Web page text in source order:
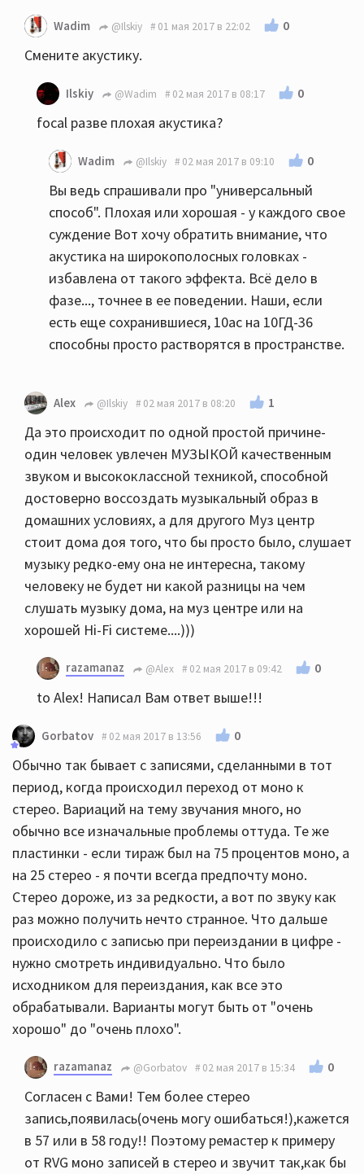
Wadim @Ilskiy 01 мая 2017 в 22:02 0
Смените акустику.
Ilskiy @Wadim 02 мая 2017 в 08:17 0
focal разве плохая акустика?
Wadim @Ilskiy 02 мая 2017 в 09:10 0
Вы ведь спрашивали про "универсальный
способ". Плохая или хорошая - у каждого свое
суждение Вот хочу обратить внимание, что
акустика на широкополосных головках -
избавлена от такого эффекта. Всё дело в
фазе..., точнее в ее поведении. Наши, если
есть еще сохранившиеся, 10ас на 10ГД-36
способны просто растворятся в пространстве.
Alex @Ilskiy 02 мая 2017 в 08:20 1
Да это происходит по одной простой причине-
один человек увлечен МУЗЫКОЙ качественным
звуком и высококлассной техникой, способной
достоверно воссоздать музыкальный образ в
домашних условиях, а для другого Муз центр
стоит дома доя того, что бы просто было, слушает
музыку редко-ему она не интересна, такому
человеку не будет ни какой разницы на чем
слушать музыку дома, на муз центре или на
хорошей Hi-Fi системе....)))
razamanaz @Alex 02 мая 2017 в 09:42 0
to Alex! Написал Вам ответ выше!!!
Gorbatov 02 мая 2017 в 13:56 0
Обычно так бывает с записями, сделанными в тот
период, когда происходил переход от моно к
стерео. Вариаций на тему звучания много, но
обычно все изначальные проблемы оттуда. Те же
пластинки - если тираж был на 75 процентов моно, а
на 25 стерео - я почти всегда предпочту моно.
Стерео дороже, из за редкости, а вот по звуку как
раз можно получить нечто странное. Что дальше
происходило с записью при переиздании в цифре -
нужно смотреть индивидуально. Что было
исходником для переиздания, как все это
обрабатывали. Варианты могут быть от "очень
хорошо" до "очень плохо".
razamanaz @Gorbatov 02 мая 2017 в 15:34 0
Согласен с Вами! Тем более стерео
запись,появилась(очень могу ошибаться!),кажется
в 57 или в 58 году!! Поэтому ремастер к примеру
от RVG моно записей в стерео и звучит так,как бы